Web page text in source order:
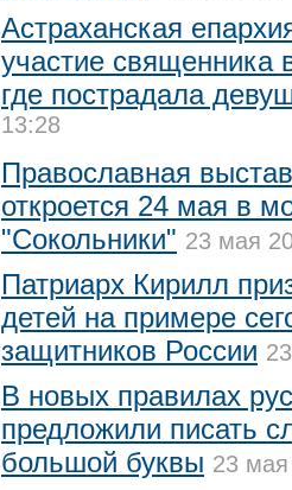
Астраханская
участие священника
где пострадала
13:28
Православная
откроется 24 мая в
"Сокольники" 23 мая
Патриарх Кирилл
детей на примере
защитников России
В новых правилах
предложили писать
большой буквы 23 мая